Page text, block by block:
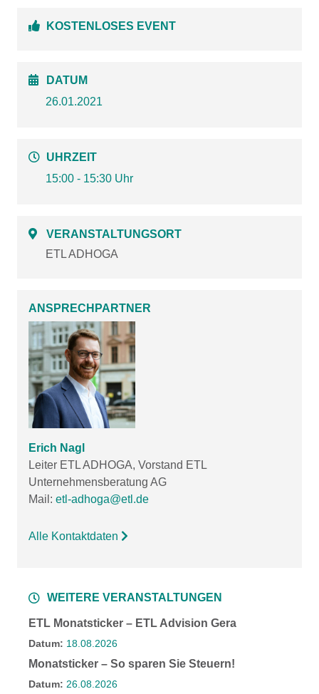
KOSTENLOSES EVENT
DATUM
26.01.2021
UHRZEIT
15:00 - 15:30 Uhr
VERANSTALTUNGSORT
ETL ADHOGA
ANSPRECHPARTNER
Erich Nagl
Leiter ETL ADHOGA, Vorstand ETL
Unternehmensberatung AG
Mail: etl-adhoga@etl.de
Alle Kontaktdaten
WEITERE VERANSTALTUNGEN
ETL Monatsticker – ETL Advision Gera
Datum: 18.08.2026
Monatsticker – So sparen Sie Steuern!
Datum: 26.08.2026